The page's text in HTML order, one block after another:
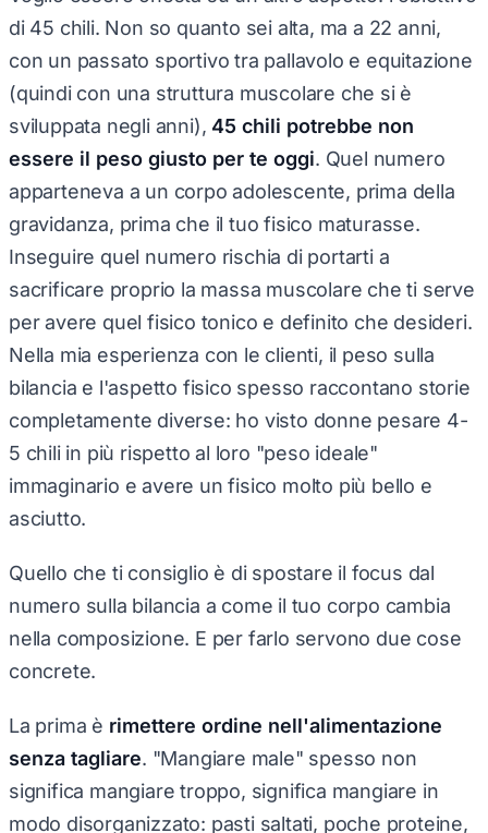
di 45 chili. Non so quanto sei alta, ma a 22 anni,
con un passato sportivo tra pallavolo e equitazione
(quindi con una struttura muscolare che si è
sviluppata negli anni),
45 chili potrebbe non
essere il peso giusto per te oggi . Quel numero
apparteneva a un corpo adolescente, prima della
gravidanza, prima che il tuo fisico maturasse.
Inseguire quel numero rischia di portarti a
sacrificare proprio la massa muscolare che ti serve
per avere quel fisico tonico e definito che desideri.
Nella mia esperienza con le clienti, il peso sulla
bilancia e l'aspetto fisico spesso raccontano storie
completamente diverse: ho visto donne pesare 4-
5 chili in più rispetto al loro "peso ideale"
immaginario e avere un fisico molto più bello e
asciutto.
Quello che ti consiglio è di spostare il focus dal
numero sulla bilancia a come il tuo corpo cambia
nella composizione. E per farlo servono due cose
concrete.
La prima è rimettere ordine nell'alimentazione
senza tagliare . "Mangiare male" spesso non
significa mangiare troppo, significa mangiare in
modo disorganizzato: pasti saltati, poche proteine,